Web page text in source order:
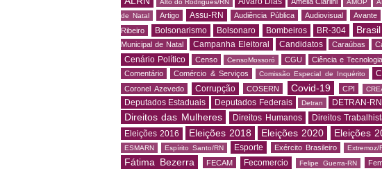
Alto do Rodrigues/RN AMOP
de Natal
Artigo Assu-RN Audiência Pública Audiovisual Avante
Ribeiro
Bolsonarismo Bolsonaro Bombeiros BR-304 Brasil
Municipal de Natal
Campanha Eleitoral Candidatos Caraúbas
Cenário Político Censo CensoMossoró CGU Ciência e Tecnologia
Comentário Comércio & Serviços Comissão Especial de Inquérito
Coronel Azevedo Corrupção COSERN Covid-19 CPI
Deputados Estaduais Deputados Federais Detran DETRAN-RN
Direitos das Mulheres Direitos Humanos Direitos
Eleições 2016 Eleições 2018 Eleições 2020 Eleições
ESMARN Espírito Santo/RN Esporte Exército Brasileiro Extremoz/
Fátima Bezerra FECAM Fecomercio Felipe Guerra-RN